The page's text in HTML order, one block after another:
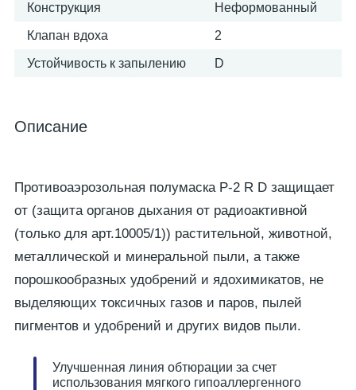
Конструкция Неформованный
Клапан вдоха 2
Устойчивость к запылению D
Описание
Противоаэрозольная полумаска Р-2 R D защищает
от (защита органов дыхания от радиоактивной
(только для арт.10005/1)) растительной, животной,
металлической и минеральной пыли, а также
порошкообразных удобрений и ядохимикатов, не
выделяющих токсичных газов и паров, пылей
пигментов и удобрений и других видов пыли.
Улучшенная линия обтюрации за счет
использования мягкого гипоаллергенного